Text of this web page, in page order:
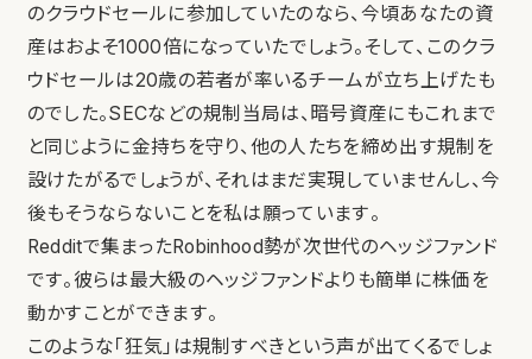
のクラウドセールに参加していたのなら、今頃あなたの資
産はおよそ1000倍になっていたでしょう。そして、このクラ
ウドセールは20歳の若者が率いるチームが立ち上げたも
のでした。SECなどの規制当局は、暗号資産にもこれまで
と同じように金持ちを守り、他の人たちを締め出す規制を
設けたがるでしょうが、それはまだ実現していませんし、今
後もそうならないことを私は願っています。
Redditで集まったRobinhood勢が次世代のヘッジファンド
です。彼らは最大級のヘッジファンドよりも簡単に株価を
動かすことができます。
このような「狂気」は規制すべきという声が出てくるでしょ